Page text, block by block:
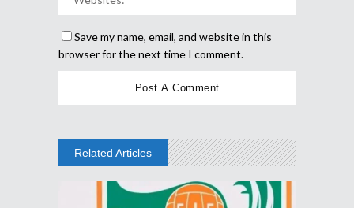
Save my name, email, and website in this
browser for the next time I comment.
Related Articles